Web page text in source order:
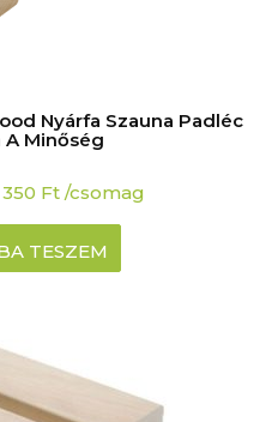
Nyárfa Szauna Padléc
A Minőség
Ft /csomag
TESZEM